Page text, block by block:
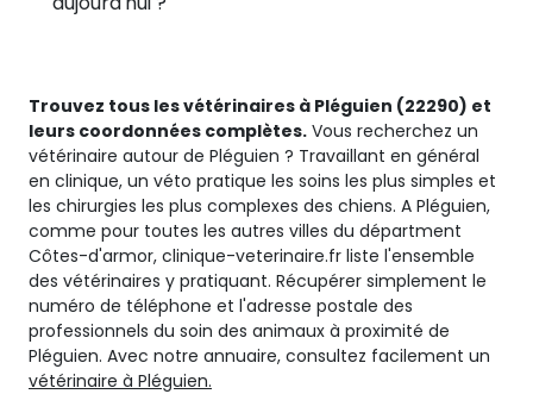
Trouvez tous les vétérinaires à Pléguien (22290) et
leurs coordonnées complètes. Vous recherchez un
vétérinaire autour de Pléguien ? Travaillant en général
en clinique, un véto pratique les soins les plus simples et
les chirurgies les plus complexes des chiens. A Pléguien,
comme pour toutes les autres villes du départment
Côtes-d'armor, clinique-veterinaire.fr liste l'ensemble
des vétérinaires y pratiquant. Récupérer simplement le
numéro de téléphone et l'adresse postale des
professionnels du soin des animaux à proximité de
Pléguien. Avec notre annuaire, consultez facilement un
vétérinaire à Pléguien.